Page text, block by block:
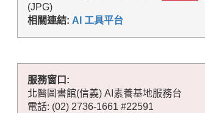
(JPG)
相關連結: AI 工具平台
服務窗口:
北醫圖書館(信義) AI素養基地服務台
電話: (02) 2736-1661 #22591